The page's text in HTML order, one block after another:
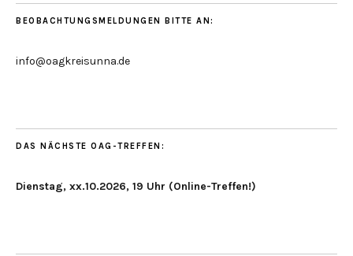
BEOBACHTUNGSMELDUNGEN BITTE AN:
info@oagkreisunna.de
DAS NÄCHSTE OAG-TREFFEN:
Dienstag, xx.10.2026, 19 Uhr (Online-Treffen!)